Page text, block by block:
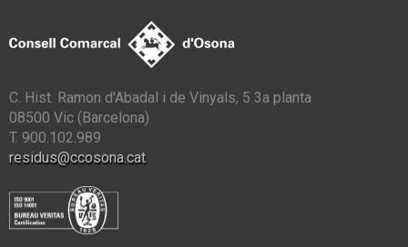
C. Hist. Ramon d'Abadal i de Vinyals, 5 3a planta
08500 Vic (Barcelona)
T. 900.102.989
residus@ccosona.cat